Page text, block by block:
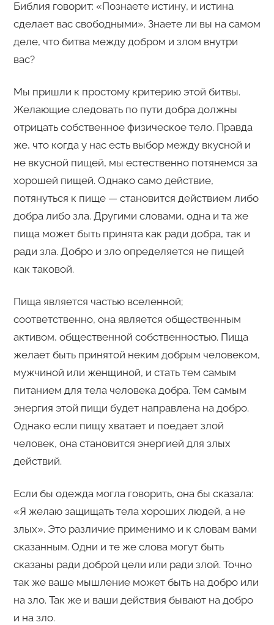
Библия говорит: «Познаете истину, и истина
сделает вас свободными». Знаете ли вы на самом
деле, что битва между добром и злом внутри
вас?
Мы пришли к простому критерию этой битвы.
Желающие следовать по пути добра должны
отрицать собственное физическое тело. Правда
же, что когда у нас есть выбор между вкусной и
не вкусной пищей, мы естественно потянемся за
хорошей пищей. Однако само действие,
потянуться к пище — становится действием либо
добра либо зла. Другими словами, одна и та же
пища может быть принята как ради добра, так и
ради зла. Добро и зло определяется не пищей
как таковой.
Пища является частью вселенной;
соответственно, она является общественным
активом, общественной собственностью. Пища
желает быть принятой неким добрым человеком,
мужчиной или женщиной, и стать тем самым
питанием для тела человека добра. Тем самым
энергия этой пищи будет направлена на добро.
Однако если пищу хватает и поедает злой
человек, она становится энергией для злых
действий.
Если бы одежда могла говорить, она бы сказала:
«Я желаю защищать тела хороших людей, а не
злых». Это различие применимо и к словам вами
сказанным. Одни и те же слова могут быть
сказаны ради доброй цели или ради злой. Точно
так же ваше мышление может быть на добро или
на зло. Так же и ваши действия бывают на добро
и на зло.